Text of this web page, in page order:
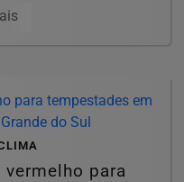
para